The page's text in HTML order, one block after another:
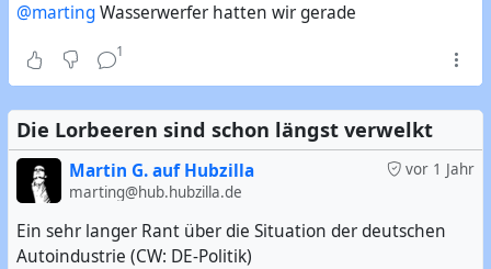
@martingWasserwerfer hatten wir gerade
1
Die Lorbeeren sind schon längst verwelkt
vor 1 Jahr
Martin G. auf Hubzilla
marting@hub.hubzilla.de
Ein sehr langer Rant über die Situation der deutschen
Autoindustrie (CW: DE-Politik)